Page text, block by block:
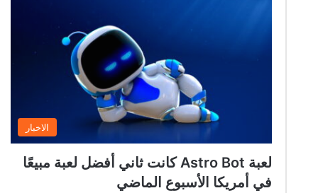
الاخبار
لعبة Astro Bot كانت ثاني أفضل لعبة مبيعًا
في أمريكا الأسبوع الماضي